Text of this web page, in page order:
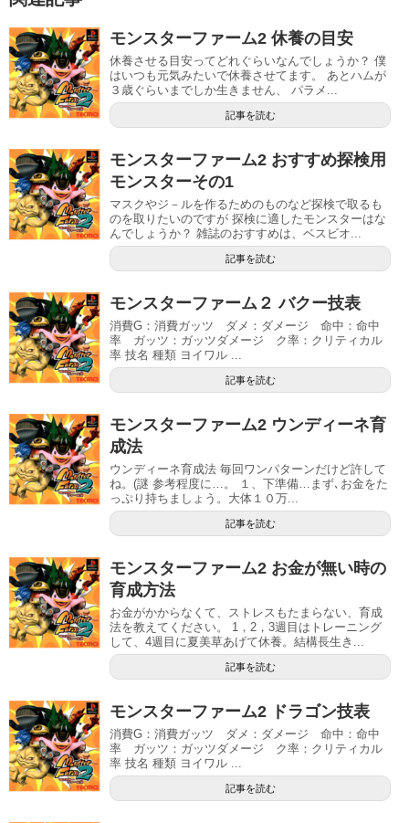
モンスターファーム2 休養の目安
休養させる目安ってどれぐらいなんでしょうか？ 僕
はいつも元気みたいで休養させてます。 あとハムが
３歳ぐらいまでしか生きません、 パラメ...
記事を読む
モンスターファーム2 おすすめ探検用
モンスターその1
マスクやジ－ルを作るためのものなど探検で取るも
のを取りたいのですが 探検に適したモンスターはな
んでしょうか？ 雑誌のおすすめは、ベスビオ...
記事を読む
モンスターファーム２ バクー技表
消費G：消費ガッツ ダメ：ダメージ 命中：命中
率 ガッツ：ガッツダメージ ク率：クリティカル
率 技名 種類 ヨイワル ...
記事を読む
モンスターファーム2 ウンディーネ育
成法
ウンディーネ育成法 毎回ワンパターンだけど許して
ね。(謎 参考程度に…。 １、下準備…まず､お金をた
っぷり持ちましょう。大体１０万...
記事を読む
モンスターファーム2 お金が無い時の
育成方法
お金がかからなくて、ストレスもたまらない、育成
法を教えてください。 1，2，3週目はトレーニング
して、4週目に夏美草あげて休養。結構長生き...
記事を読む
モンスターファーム2 ドラゴン技表
消費G：消費ガッツ ダメ：ダメージ 命中：命中
率 ガッツ：ガッツダメージ ク率：クリティカル
率 技名 種類 ヨイワル ...
記事を読む